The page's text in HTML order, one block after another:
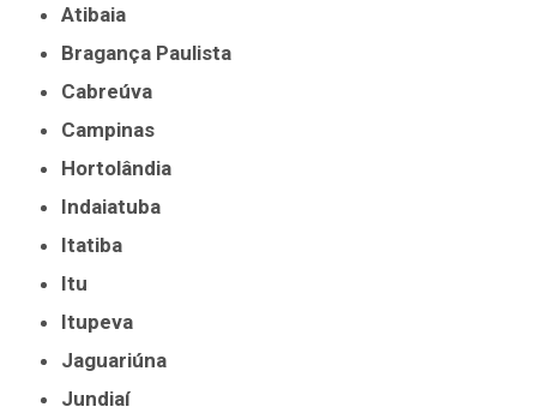
Atibaia
Bragança Paulista
Cabreúva
Campinas
Hortolândia
Indaiatuba
Itatiba
Itu
Itupeva
Jaguariúna
Jundiaí